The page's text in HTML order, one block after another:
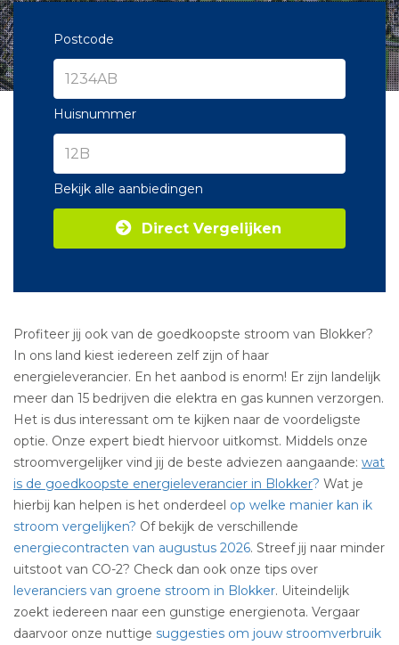
Postcode
Huisnummer
Bekijk alle aanbiedingen
Direct Vergelijken
Profiteer jij ook van de goedkoopste stroom van Blokker?
In ons land kiest iedereen zelf zijn of haar
energieleverancier. En het aanbod is enorm! Er zijn landelijk
meer dan 15 bedrijven die elektra en gas kunnen verzorgen.
Het is dus interessant om te kijken naar de voordeligste
optie. Onze expert biedt hiervoor uitkomst. Middels onze
stroomvergelijker vind jij de beste adviezen aangaande: wat
is de goedkoopste energieleverancier in Blokker? Wat je
hierbij kan helpen is het onderdeel op welke manier kan ik
stroom vergelijken? Of bekijk de verschillende
energiecontracten van augustus 2026. Streef jij naar minder
uitstoot van CO-2? Check dan ook onze tips over
leveranciers van groene stroom in Blokker. Uiteindelijk
zoekt iedereen naar een gunstige energienota. Vergaar
daarvoor onze nuttige suggesties om jouw stroomverbruik